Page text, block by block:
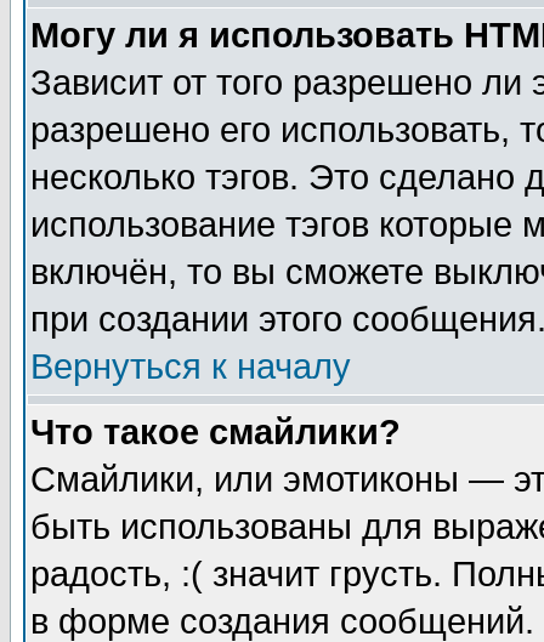
Могу ли я использовать
Зависит от того разрешено
разрешено его использовать,
несколько тэгов. Это сделано
использование тэгов
включён, то вы сможете
при создании этого
Вернуться к началу
Что такое смайлики?
Смайлики, или эмотиконы —
быть использованы для
радость, :( значит грусть.
в форме создания сообщений.